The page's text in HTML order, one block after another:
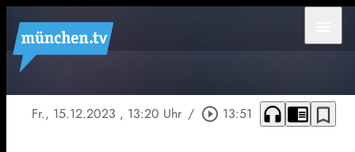
Fr., 15.12.2023 , 13:20 Uhr / play_circle_outline 13:51 headphones chrome_reader_mode bookmark_border